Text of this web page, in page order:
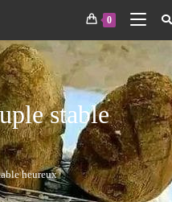
0
stable
heureux